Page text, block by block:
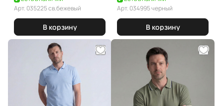
Арт. 035225 св.бежевый
В корзину
Арт. 034995 черный
В корзину